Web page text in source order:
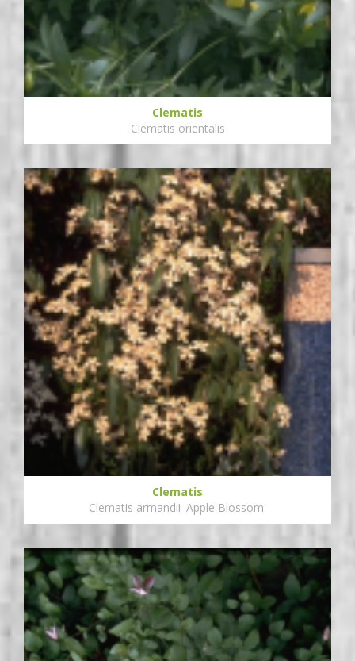
Clematis
Clematis orientalis
Clematis
Clematis armandii 'Apple Blossom'